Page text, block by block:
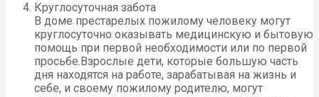
Круглосуточная забота
В доме престарелых пожилому человеку могут
круглосуточно оказывать медицинскую и бытовую
помощь при первой необходимости или по первой
просьбе.Взрослые дети, которые большую часть
дня находятся на работе, зарабатывая на жизнь и
себе, и своему пожилому родителю, могут